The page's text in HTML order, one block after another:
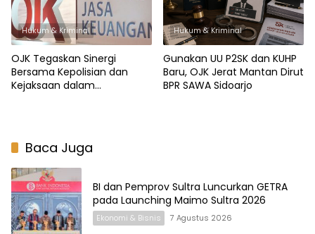
Hukum & Kriminal
OJK Tegaskan Sinergi
Bersama Kepolisian dan
Kejaksaan dalam
Hukum & Kriminal
Gunakan UU P2SK dan KUHP
Baru, OJK Jerat Mantan Dirut
BPR SAWA Sidoarjo
Baca Juga
BI dan Pemprov Sultra Luncurkan GETRA
pada Launching Maimo Sultra 2026
Ekonomi & Bisnis 7 Agustus 2026